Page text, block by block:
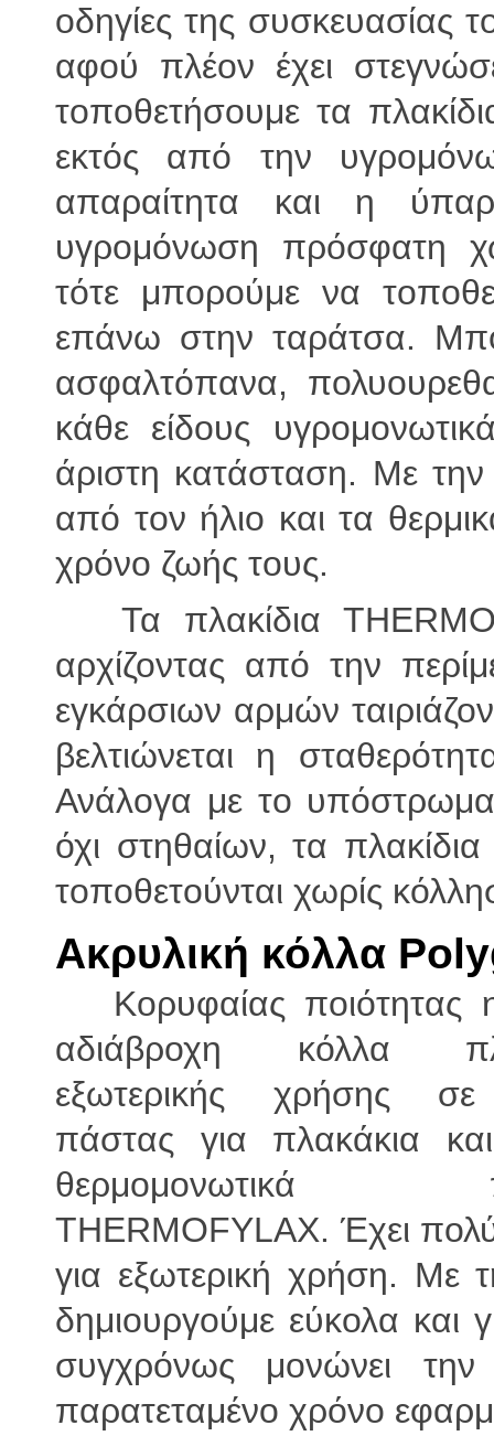
οδηγίες της συσκευασίας
αφού πλέον έχει
τοποθετήσουμε τα
εκτός από την
απαραίτητα και η
υγρομόνωση πρόσφατη
τότε μπορούμε να
επάνω στην ταράτσα.
ασφαλτόπανα,
κάθε είδους
άριστη κατάσταση. Με
από τον ήλιο και τα
χρόνο ζωής τους.
Τα πλακίδια
αρχίζοντας από την
εγκάρσιων αρμών
βελτιώνεται η
Ανάλογα με το
όχι στηθαίων, τα
τοποθετούνται χωρίς
Ακρυλική κόλλα
Κορυφαίας ποιότητας
αδιάβροχη κόλλα
εξωτερικής χρήσης
πάστας για πλακάκια
θερμομονωτικά
THERMOFYLAX. Έχει
για εξωτερική χρήση. Με
δημιουργούμε εύκολα και
συγχρόνως μονώνει την
παρατεταμένο χρόνο